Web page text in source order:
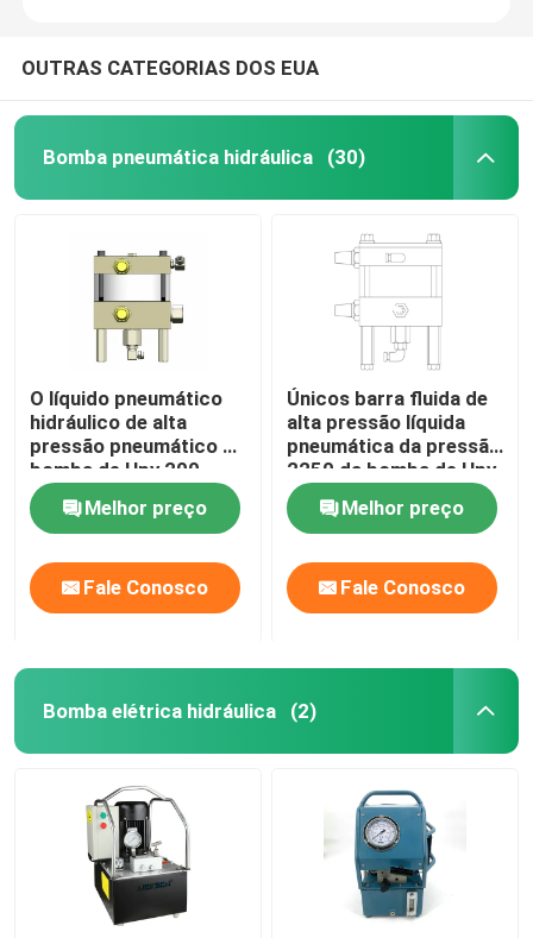
OUTRAS CATEGORIAS DOS EUA
Bomba pneumática hidráulica (30)
O líquido pneumático
hidráulico de alta
pressão pneumático da
bomba de Hpv 200
bombeia a barra 1974
Melhor preço
Fale Conosco
Únicos barra fluida de
alta pressão líquida
pneumática da pressão
2250 da bomba de Hpv
150
Melhor preço
Fale Conosco
Bomba elétrica hidráulica (2)